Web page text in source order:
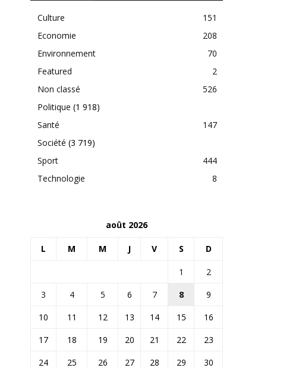
Culture
151
Economie
208
Environnement
70
Featured
2
Non classé
526
Politique (1 918)
Santé
147
Société (3 719)
Sport
444
Technologie
8
août 2026
L M M J V S D
1
2
3
4 5 6 7 8
9
10
11 12 13 14 15
16
17
18 19 20 21 22
23
24
25 26 27 28 29
30